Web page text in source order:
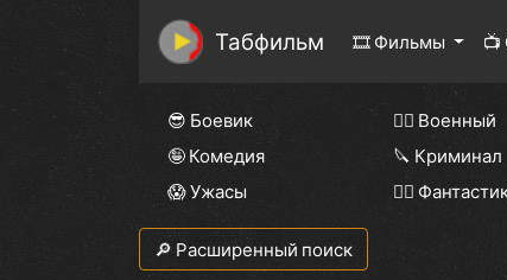
Табфильм 🎞 Фильмы 📺
😎 Боевик 👨‍✈️ Военный
🤪 Комедия
🔪 Криминал
😱 Ужасы
🧙‍♀️
🔎 Расширенный поиск